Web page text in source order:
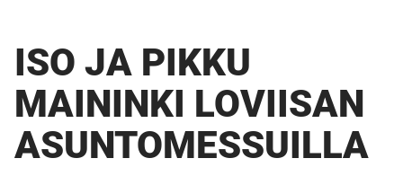
ISO JA PIKKU
MAININKI LOVIISAN
ASUNTO­MESSUILLA